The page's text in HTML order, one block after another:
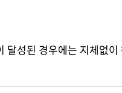
달성된 경우에는 지체없